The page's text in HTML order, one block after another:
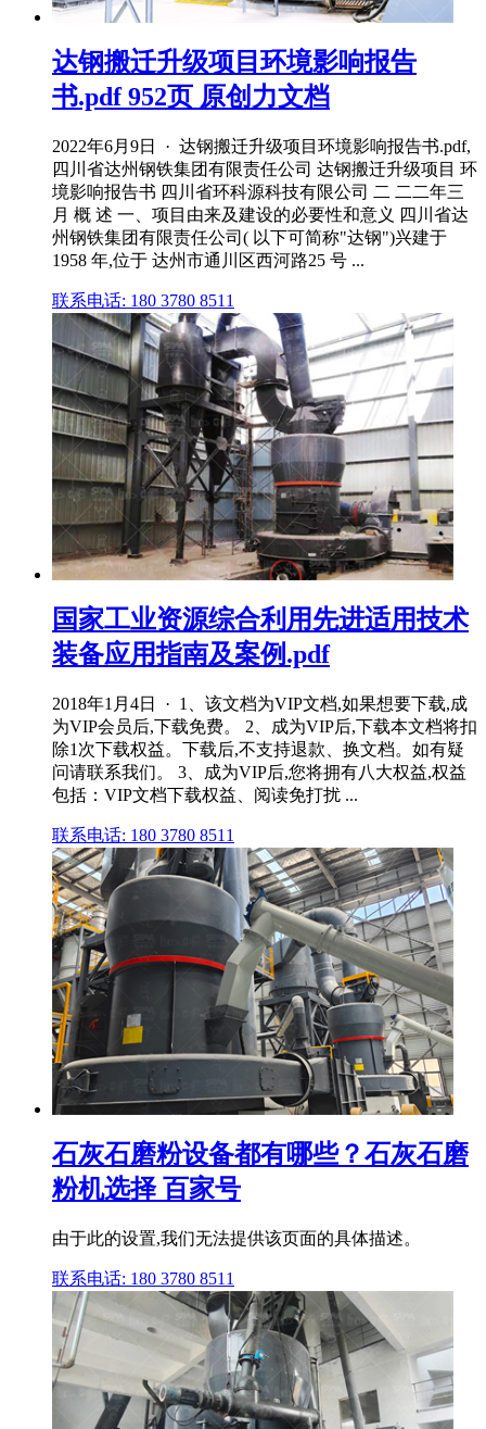
达钢搬迁升级项目环境影响报告
书.pdf 952页 原创力文档
2022年6月9日 · 达钢搬迁升级项目环境影响报告书.pdf,
四川省达州钢铁集团有限责任公司 达钢搬迁升级项目 环
境影响报告书 四川省环科源科技有限公司 二 二二年三
月 概 述 一、项目由来及建设的必要性和意义 四川省达
州钢铁集团有限责任公司( 以下可简称"达钢")兴建于
1958 年,位于 达州市通川区西河路25 号 ...
联系电话: 180 3780 8511
国家工业资源综合利用先进适用技术
装备应用指南及案例.pdf
2018年1月4日 · 1、该文档为VIP文档,如果想要下载,成
为VIP会员后,下载免费。 2、成为VIP后,下载本文档将扣
除1次下载权益。下载后,不支持退款、换文档。如有疑
问请联系我们。 3、成为VIP后,您将拥有八大权益,权益
包括：VIP文档下载权益、阅读免打扰 ...
联系电话: 180 3780 8511
石灰石磨粉设备都有哪些？石灰石磨
粉机选择 百家号
由于此的设置,我们无法提供该页面的具体描述。
联系电话: 180 3780 8511